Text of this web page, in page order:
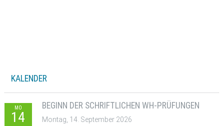
KALENDER
MO
14
BEGINN DER SCHRIFTLICHEN WH-PRÜFUNGEN
Montag, 14. September 2026